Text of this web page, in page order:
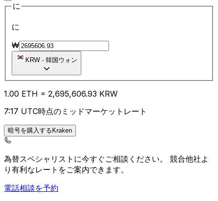
に
に
₩
KRW - 韓国ウォン
1.00 ETH = 2,695,606.93 KRW
7:17 UTC時点のミッドマーケットレート
暗号を購入するKraken
為替スペシャリストに今すぐご相談ください。 競合他社よ
り有利なレートをご案内できます。
電話相談を予約